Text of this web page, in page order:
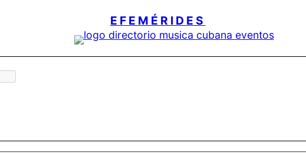
EFEMÉRIDES